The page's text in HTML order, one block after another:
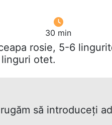
30 min
rosie, 5-6
otet.
să introduceţi